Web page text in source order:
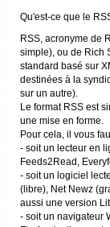
Qu'est-ce que le
RSS, acronyme de
simple), ou de Rich
standard basé sur
destinées à la
sur un autre).
Le format RSS est
une mise en forme.
Pour cela, il vous
- soit un lecteur en
Feeds2Read,
- soit un logiciel
(libre), Net Newz
aussi une version
- soit un navigateur